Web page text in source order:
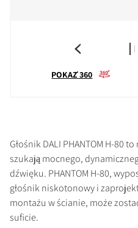
POKAŻ 360
Głośnik DALI PHANTOM H-80
szukają mocnego,
dźwięku. PHANTOM H-80,
głośnik niskotonowy i
montażu w ścianie, może
suficie.